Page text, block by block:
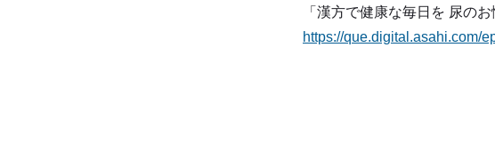
「漢方で健康な毎日を 尿の
https://que.digital.asahi.com/